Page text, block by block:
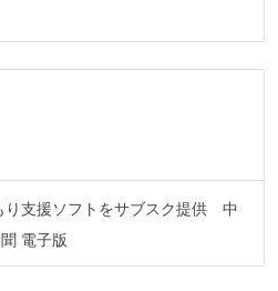
り支援ソフトをサブスク提供 中
電子版